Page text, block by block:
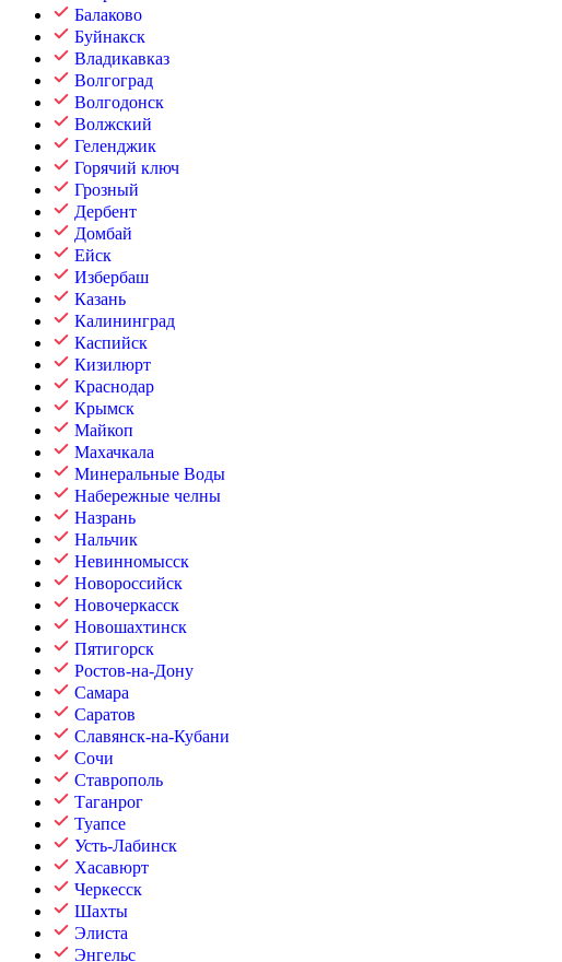
Балаково
Буйнакск
Владикавказ
Волгоград
Волгодонск
Волжский
Геленджик
Горячий ключ
Грозный
Дербент
Домбай
Ейск
Избербаш
Казань
Калининград
Каспийск
Кизилюрт
Краснодар
Крымск
Майкоп
Махачкала
Минеральные Воды
Набережные челны
Назрань
Нальчик
Невинномысск
Новороссийск
Новочеркасск
Новошахтинск
Пятигорск
Ростов-на-Дону
Самара
Саратов
Славянск-на-Кубани
Сочи
Ставрополь
Таганрог
Туапсе
Усть-Лабинск
Хасавюрт
Черкесск
Шахты
Элиста
Энгельс